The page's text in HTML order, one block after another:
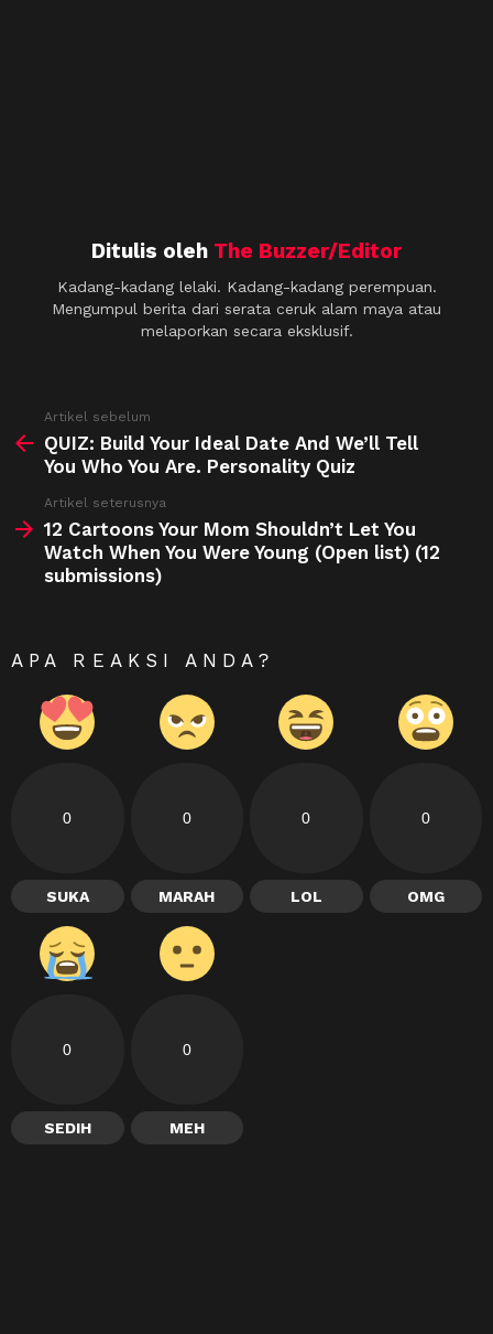
Ditulis oleh The Buzzer/Editor
Kadang-kadang lelaki. Kadang-kadang perempuan.
Mengumpul berita dari serata ceruk alam maya atau
melaporkan secara eksklusif.
more
Artikel sebelum
QUIZ: Build Your Ideal Date And We’ll Tell
You Who You Are. Personality Quiz
Artikel seterusnya
12 Cartoons Your Mom Shouldn’t Let You
Watch When You Were Young (Open list) (12
submissions)
APA REAKSI ANDA?
0
SUKA
0
MARAH
0
LOL
0
OMG
0
SEDIH
0
MEH